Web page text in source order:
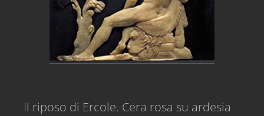
Il riposo di Ercole. Cera rosa su ardesia